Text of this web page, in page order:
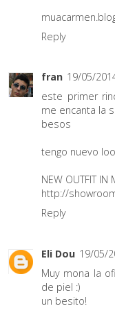
Reply
fran 19/05/
este primer
me encanta la
besos
tengo nuevo
NEW OUTFIT IN
http://
Reply
Eli Dou 19/05/
Muy mona la
de piel :)
un besito!